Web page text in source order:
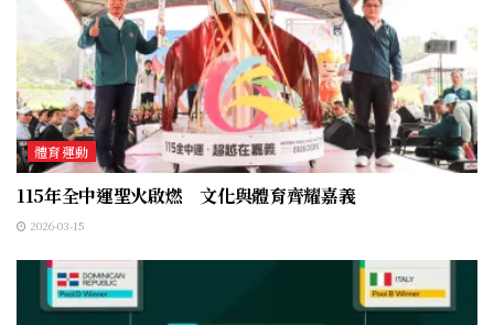
體育運動
115年全中運聖火啟燃 文化與體育齊耀嘉義
2026-03-15